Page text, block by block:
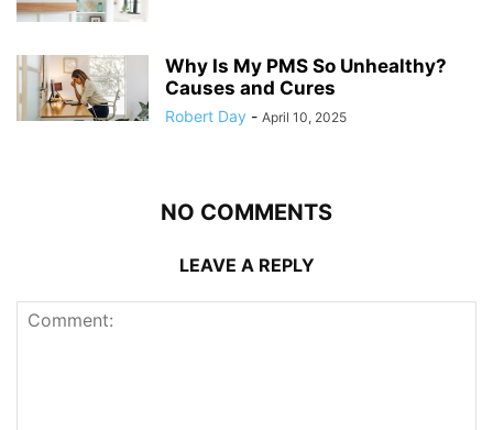
Why Is My PMS So Unhealthy?
Causes and Cures
Robert Day - April 10, 2025
NO COMMENTS
LEAVE A REPLY